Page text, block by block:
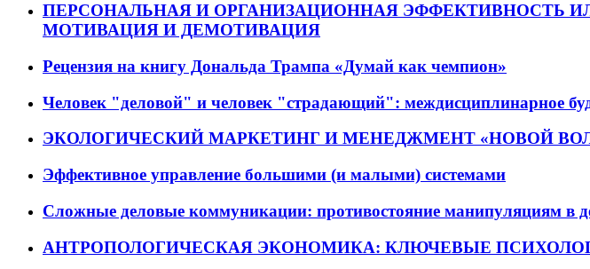
ПЕРСОНАЛЬНАЯ И ОРГАНИЗАЦИОННАЯ ЭФФЕКТИВНОСТЬ
МОТИВАЦИЯ И ДЕМОТИВАЦИЯ
Рецензия на книгу Дональда Трампа «Думай как чемпион»
Человек "деловой" и человек "страдающий": междисциплинарное
ЭКОЛОГИЧЕСКИЙ МАРКЕТИНГ И МЕНЕДЖМЕНТ «НОВОЙ
Эффективное управление большими (и малыми) системами
Сложные деловые коммуникации: противостояние манипуляциям в
АНТРОПОЛОГИЧЕСКАЯ ЭКОНОМИКА: КЛЮЧЕВЫЕ